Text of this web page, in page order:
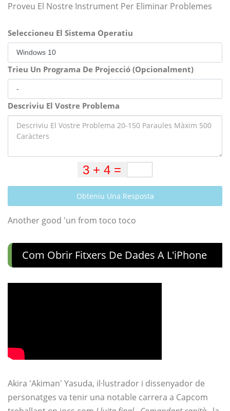
Proveu El Nostre Instrument Per Eliminar Problemes
Seleccioneu El Sistema Operatiu
Trieu Un Programa De Projecció (Opcionalment)
Descriviu El Vostre Problema
Obteniu Una Resposta
Another good 'un from toco toco
Com Obrir Fitxers De Dades A L'iPhone
Akira 'Akiman' Yasuda, il·lustrador i dissenyador de
personatges va tenir una notable carrera a Capcom